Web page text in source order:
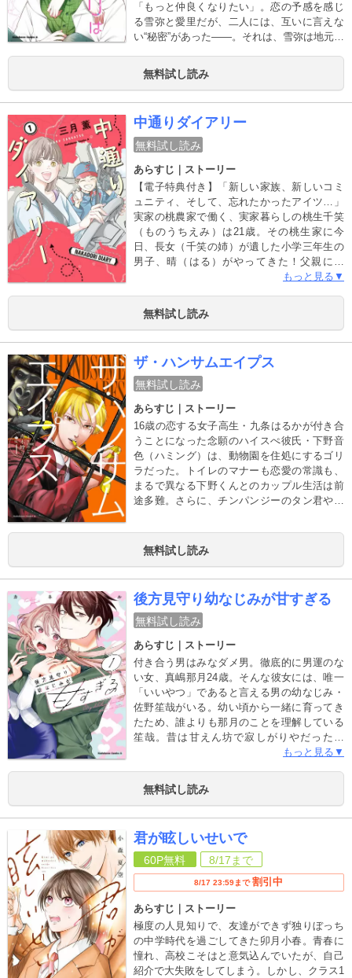
「もっと仲良くなりたい」。恋の予感を感じ
る雪弥と愛里だが、二人には、互いに言えな
い“秘密”があった――。それは、雪弥は地元の
高のトップだということ!!絶対に正体がバレて
はいけない、危険な純愛ストーリー開幕。
無料試し読み
中通りダイアリー
無料試し読み
あらすじ｜ストーリー
【電子特典付き】「新しい家族、新しいコミ
ュニティ、そして、忘れたかったアイツ…」
実家の桃農家で働く、実家暮らしの桃生千笑
（ものうちえみ）は21歳。その桃生家に今
日、長女（千笑の姉）が遺した小学三年生の
男子、晴（はる）がやってきた！父親に続
き、母親も亡くした晴のたった一つのわがま
とくに拒む理由も見つからず、二つ返事で許
した千笑の毎日は、これを機に劇的にめんど
河のグラウンドを舞台に始まる、まだ恋の味
を知らない若者たちの遅いアオハル！！！
もっと見る▼
無料試し読み
ザ・ハンサムエイプス
無料試し読み
あらすじ｜ストーリー
16歳の恋する女子高生・九条はるかが付き合
うことになった念願のハイスぺ彼氏・下野音
色（ハミング）は、動物園を住処にするゴリ
ラだった。トイレのマナーも恋愛の常識も、
まるで異なる下野くんとのカップル生活は前
途多難。さらに、チンパンジーのタン君やオ
するイケメン類人猿が続々と現れ――。少女
漫画を多様性の時代へと誘う、前代未聞の野
生ラブコメ！
無料試し読み
後方見守り幼なじみが甘すぎる
無料試し読み
あらすじ｜ストーリー
付き合う男はみなダメ男。徹底的に男運のな
い女、真嶋那月24歳。そんな彼女には、唯一
「いいやつ」であると言える男の幼なじみ・
佐野笙哉がいる。幼い頃から一緒に育ってき
たため、誰よりも那月のことを理解している
笙哉。昔は甘えん坊で寂しがりやだった彼
は、今では、やたら世話焼きなイケメンへと
て、困ったことがあった時には、すぐに駆け
つけてくれて……って、ちょっと過保護すぎ
もっと見る▼
無料試し読み
君が眩しいせいで
60P無料 8/17まで
8/17 23:59まで 割引中
あらすじ｜ストーリー
極度の人見知りで、友達ができず独りぼっち
の中学時代を過ごしてきた卯月小春。青春に
憧れ、高校こそはと意気込んでいたが、自己
紹介で大失敗をしてしまう。しかし、クラス1